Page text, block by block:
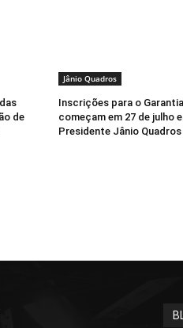
de
Jânio Quadros
Inscrições para o
começam em 27 de julho
Presidente Jânio Quadros